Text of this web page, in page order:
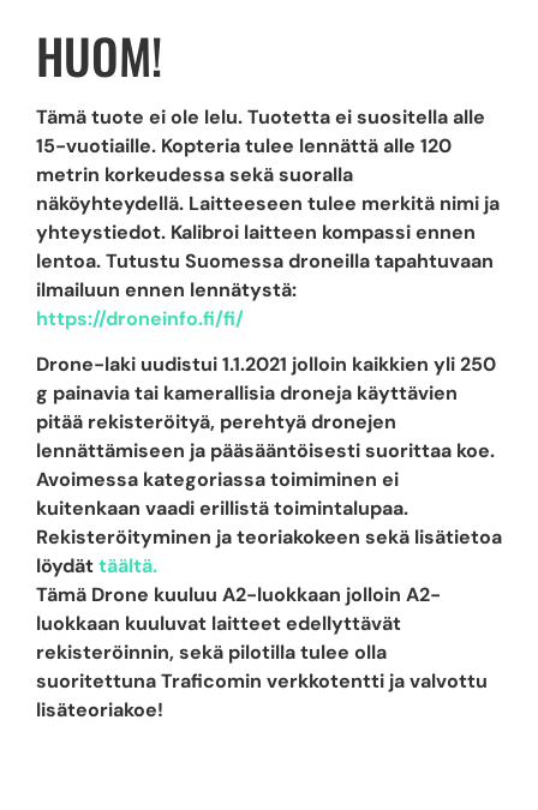
HUOM!
Tämä tuote ei ole lelu. Tuotetta ei suositella alle
15-vuotiaille. Kopteria tulee lennättä alle 120
metrin korkeudessa sekä suoralla
näköyhteydellä. Laitteeseen tulee merkitä nimi ja
yhteystiedot. Kalibroi laitteen kompassi ennen
lentoa. Tutustu Suomessa droneilla tapahtuvaan
ilmailuun ennen lennätystä:
https://droneinfo.fi/fi/
Drone-laki uudistui 1.1.2021 jolloin kaikkien yli 250
g painavia tai kamerallisia droneja käyttävien
pitää rekisteröityä, perehtyä dronejen
lennättämiseen ja pääsääntöisesti suorittaa koe.
Avoimessa kategoriassa toimiminen ei
kuitenkaan vaadi erillistä toimintalupaa.
Rekisteröityminen ja teoriakokeen sekä lisätietoa
löydättäältä.
Tämä Drone kuuluu A2-luokkaan jolloin A2-
luokkaan kuuluvat laitteet edellyttävät
rekisteröinnin, sekä pilotilla tulee olla
suoritettuna Traficomin verkkotentti ja valvottu
lisäteoriakoe!